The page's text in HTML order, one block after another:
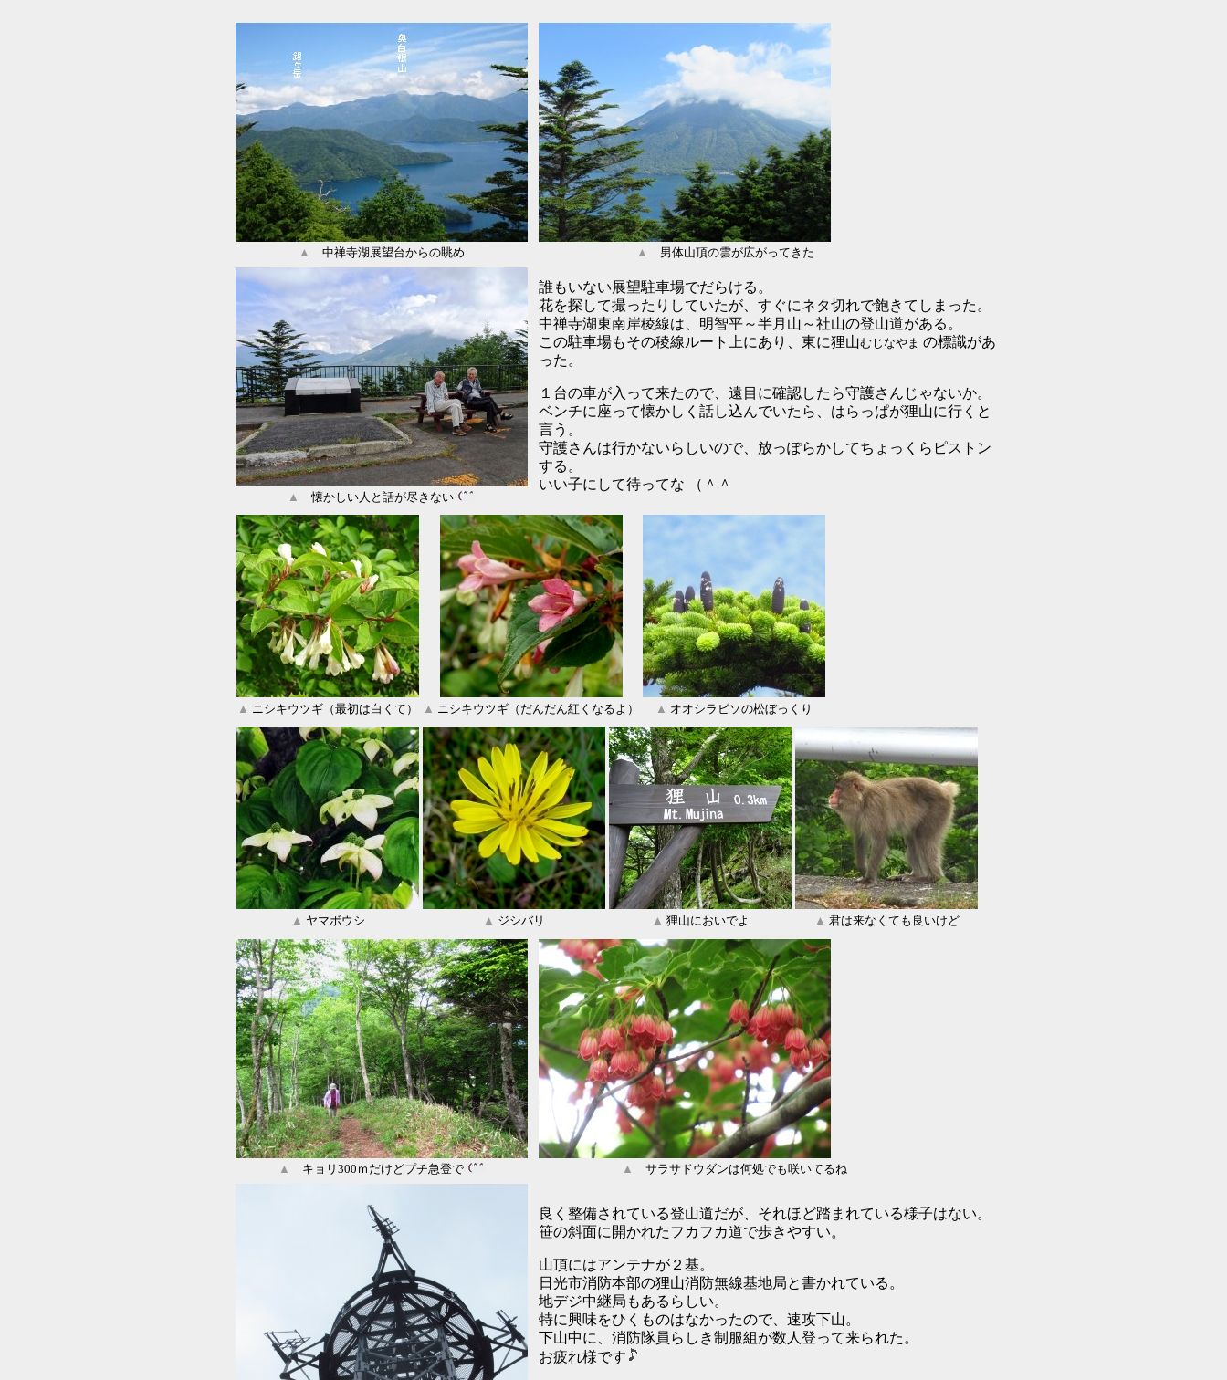
▲ 中禅寺湖展望台からの眺め ▲ 男体山頂の雲が広がってきた
誰もいない展望駐車場でだらける。
花を探して撮ったりしていたが、すぐにネタ切れで飽きてしまった。
中禅寺湖東南岸稜線は、明智平～半月山～社山の登山道がある。
この駐車場もその稜線ルート上にあり、東に狸山むじなやま の標識があ
った。
１台の車が入って来たので、遠目に確認したら守護さんじゃないか。
ベンチに座って懐かしく話し込んでいたら、はらっぱが狸山に行くと
言う。
守護さんは行かないらしいので、放っぽらかしてちょっくらピストン
する。
いい子にして待ってな （＾＾
▲ 懐かしい人と話が尽きない
▲ ニシキウツギ（最初は白くて） ▲ ニシキウツギ（だんだん紅くなるよ） ▲ オオシラビソの松ぼっくり
▲ ヤマボウシ ▲ ジシバリ ▲ 狸山においでよ ▲ 君は来なくても良いけど
▲ キョリ300ｍだけどプチ急登で ▲ サラサドウダンは何処でも咲いてるね
良く整備されている登山道だが、それほど踏まれている様子はない。
笹の斜面に開かれたフカフカ道で歩きやすい。
山頂にはアンテナが２基。
日光市消防本部の狸山消防無線基地局と書かれている。
地デジ中継局もあるらしい。
特に興味をひくものはなかったので、速攻下山。
下山中に、消防隊員らしき制服組が数人登って来られた。
お疲れ様です